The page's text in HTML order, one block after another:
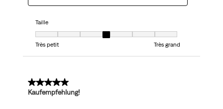
Taille
Taille, 4 sur 7, où 1 est égal à Très petit et 7 est égal à Très grand
Très petit
Très grand
5 sur 5 étoiles.
Kaufempfehlung!